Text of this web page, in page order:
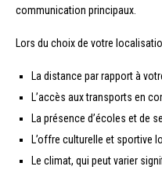
communication principaux.
Lors du choix de votre
La distance par rapport à
L’accès aux transports en
La présence d’écoles et de
L’offre culturelle et sportive
Le climat, qui peut varier